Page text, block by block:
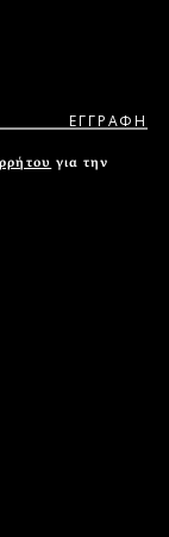
για την